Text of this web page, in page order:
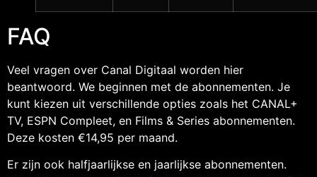
FAQ
Veel vragen over Canal Digitaal worden hier
beantwoord. We beginnen met de abonnementen. Je
kunt kiezen uit verschillende opties zoals het CANAL+
TV, ESPN Compleet, en Films & Series abonnementen.
Deze kosten €14,95 per maand.
Er zijn ook halfjaarlijkse en jaarlijkse abonnementen.